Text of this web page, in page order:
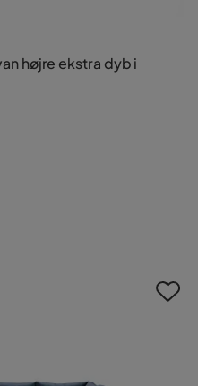
højre ekstra dyb i